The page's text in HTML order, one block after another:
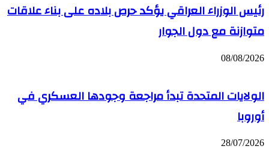
رئيس الوزراء العراقي يؤكد حرص بلاده على بناء علاقات
متوازنة مع دول الجوار
08/08/2026
الولايات المتحدة تبدأ مراجعة وجودها العسكري في
أوروبا
28/07/2026